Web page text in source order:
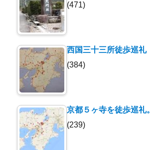
(471)
西国三十三所徒歩巡礼
(384)
京都５ヶ寺を徒歩巡礼。
(239)